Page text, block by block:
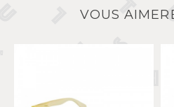
VOUS